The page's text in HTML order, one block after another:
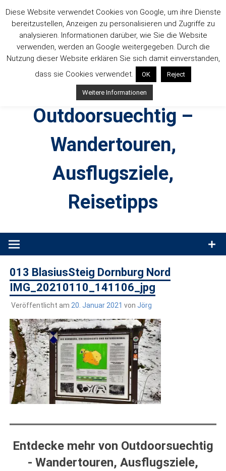
Inhalt
springen
Outdoorsuechtig –
Wandertouren,
Ausflugsziele,
Reisetipps
Produkttests und Buchrezensionen. Ein Blog für alle, die gern
013 BlasiusSteig Dornburg Nord
IMG_20210110_141106_jpg
Veröffentlicht am 20. Januar 2021 von Jörg
Entdecke mehr von Outdoorsuechtig
- Wandertouren, Ausflugsziele,
Diese Website verwendet Cookies von Google, um ihre Dienste
bereitzustellen, Anzeigen zu personalisieren und Zugriffe zu
analysieren. Informationen darüber, wie Sie die Website
verwenden, werden an Google weitergegeben. Durch die
Nutzung dieser Website erklären Sie sich damit einverstanden,
dass sie Cookies verwendet.
OK Reject
Weitere Informationen